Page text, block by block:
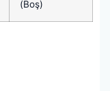
(Boş)